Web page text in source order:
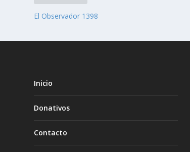
El Observador 1398
Inicio
Donativos
Contacto